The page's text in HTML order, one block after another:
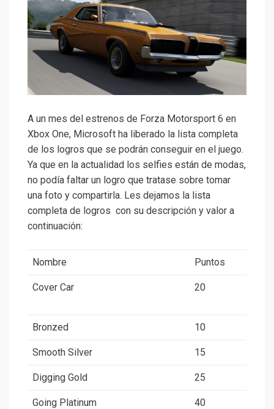
A un mes del estrenos de Forza Motorsport 6 en
Xbox One, Microsoft ha liberado la lista completa
de los logros que se podrán conseguir en el juego.
Ya que en la actualidad los selfies están de modas,
no podía faltar un logro que tratase sobre tomar
una foto y compartirla. Les dejamos la lista
completa de logros con su descripción y valor a
continuación:
Nombre Puntos
Cover Car 20
Bronzed 10
Smooth Silver 15
Digging Gold 25
Going Platinum 40